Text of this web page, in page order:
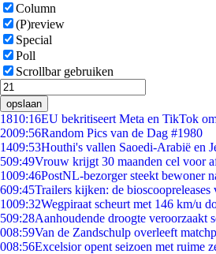
Column
(P)review
Special
Poll
Scrollbar gebruiken
opslaan
1810:16EU bekritiseert Meta en TikTok
2009:56Random Pics van de Dag #1980
1409:53Houthi's vallen Saoedi-Arabië en
509:49Vrouw krijgt 30 maanden cel voor
1009:46PostNL-bezorger steekt bewoner
609:45Trailers kijken: de bioscoopreleases
1009:32Wegpiraat scheurt met 146 km/u
509:28Aanhoudende droogte veroorzaakt
008:59Van de Zandschulp overleeft
008:56Excelsior opent seizoen met ruime